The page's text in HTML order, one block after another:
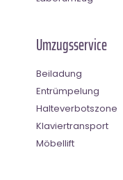
Umzugsservice
Beiladung
Entrümpelung
Halteverbotszone
Klaviertransport
Möbellift